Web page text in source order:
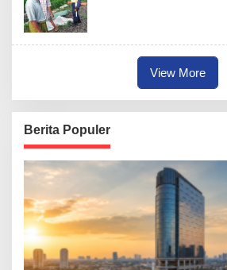
View More
Berita Populer